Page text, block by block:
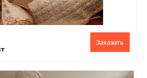
Заказать